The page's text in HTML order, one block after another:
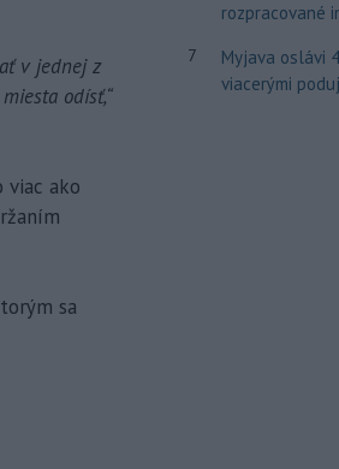
v jednej z
odísť,“
ako
sa
rozpracované
7
Myjava oslávi
viacerými